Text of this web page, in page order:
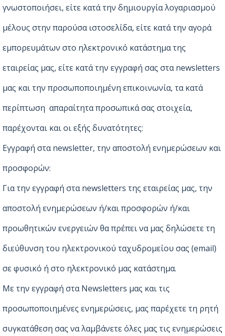
γνωστοποιήσει, είτε κατά την δημιουργία λογαριασμού
μέλους στην παρούσα ιστοσελίδα, είτε κατά την αγορά
εμπορευμάτων στο ηλεκτρονικό κατάστημα της
εταιρείας μας, είτε κατά την εγγραφή σας στα newsletters
μας και την προσωποποιημένη επικοινωνία, τα κατά
περίπτωση απαραίτητα προσωπικά σας στοιχεία,
παρέχονται και οι εξής δυνατότητες:
Εγγραφή στα newsletter, την αποστολή ενημερώσεων και
προσφορών:
Για την εγγραφή στα newsletters της εταιρείας μας, την
αποστολή ενημερώσεων ή/και προσφορών ή/και
προωθητικών ενεργειών θα πρέπει να μας δηλώσετε τη
διεύθυνση του ηλεκτρονικού ταχυδρομείου σας (email)
σε φυσικό ή στο ηλεκτρονικό μας κατάστημα.
Με την εγγραφή στα Newsletters μας και τις
προσωποποιημένες ενημερώσεις, μας παρέχετε τη ρητή
συγκατάθεση σας να λαμβάνετε όλες μας τις ενημερώσεις